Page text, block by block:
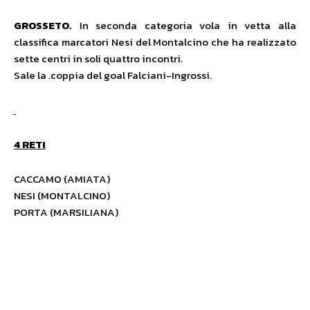
GROSSETO. In seconda categoria vola in vetta alla
classifica marcatori Nesi del Montalcino che ha realizzato
sette centri in soli quattro incontri.
Sale la .coppia del goal Falciani-Ingrossi.
4 RETI
CACCAMO (AMIATA)
NESI (MONTALCINO)
PORTA (MARSILIANA)